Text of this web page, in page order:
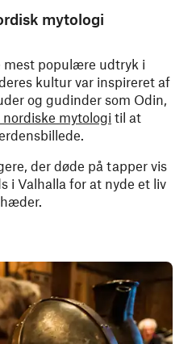
mytologi
populære udtryk i
kultur var inspireret af
og gudinder som Odin,
mytologi til at
der døde på tapper vis
i Valhalla for at nyde et liv